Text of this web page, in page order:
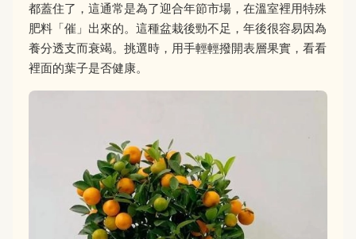
都蓋住了，這通常是為了迎合年節市場，在溫室裡用特殊
肥料「催」出來的。這種盆栽後勁不足，年後很容易因為
養分透支而衰竭。挑選時，用手輕輕撥開表層果實，看看
裡面的葉子是否健康。